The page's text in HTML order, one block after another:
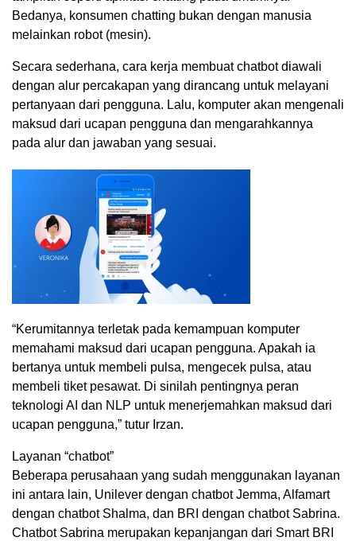
Bedanya, konsumen chatting bukan dengan manusia
melainkan robot (mesin).
Secara sederhana, cara kerja membuat chatbot diawali
dengan alur percakapan yang dirancang untuk melayani
pertanyaan dari pengguna. Lalu, komputer akan mengenali
maksud dari ucapan pengguna dan mengarahkannya
pada alur dan jawaban yang sesuai.
“Kerumitannya terletak pada kemampuan komputer
memahami maksud dari ucapan pengguna. Apakah ia
bertanya untuk membeli pulsa, mengecek pulsa, atau
membeli tiket pesawat. Di sinilah pentingnya peran
teknologi AI dan NLP untuk menerjemahkan maksud dari
ucapan pengguna,” tutur Irzan.
Layanan “chatbot”
Beberapa perusahaan yang sudah menggunakan layanan
ini antara lain, Unilever dengan chatbot Jemma, Alfamart
dengan chatbot Shalma, dan BRI dengan chatbot Sabrina.
Chatbot Sabrina merupakan kepanjangan dari Smart BRI